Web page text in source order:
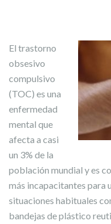
El trastorno
obsesivo
compulsivo
(TOC) es una
enfermedad
mental que
afecta a casi
un 3% de la
población mundial y es
más incapacitantes para
situaciones habituales
bandejas de plástico